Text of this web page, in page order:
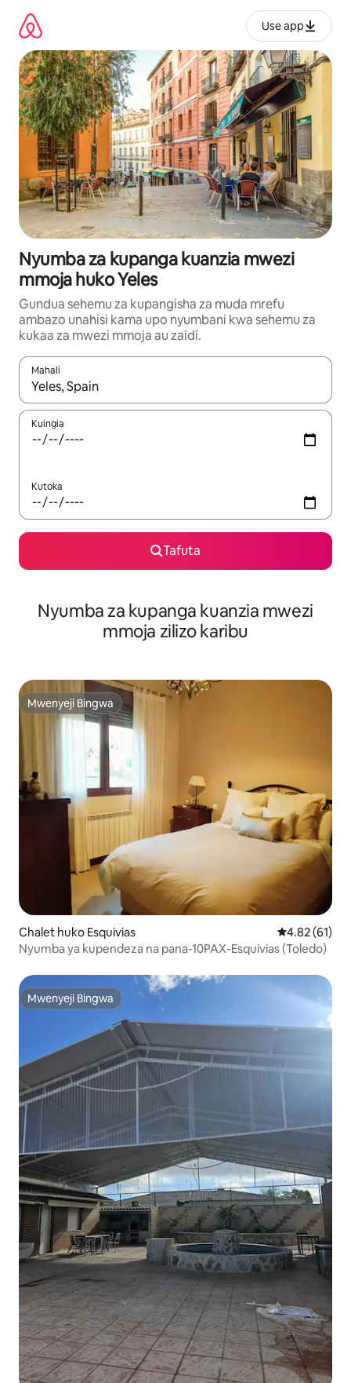
kwenda
kwenye
maudhui
Use app
Nyumba za kupanga kuanzia mwezi
mmoja huko Yeles
Gundua sehemu za kupangisha za muda mrefu
ambazo unahisi kama upo nyumbani kwa sehemu za
kukaa za mwezi mmoja au zaidi.
Mahali
Wakati matokeo yanapatikana, vinjari kwa kutumia vitufe vya
Kuingia
Kutoka
Tafuta
Nyumba za kupanga kuanzia mwezi
mmoja zilizo karibu
Mwenyeji Bingwa
Mwenyeji Bingwa
Chalet huko Esquivias Ukadiriaji wa
4.82 (61)
Nyumba ya kupendeza na pana-10PAX-Esquivias (Toledo)
Mwenyeji Bingwa
Mwenyeji Bingwa